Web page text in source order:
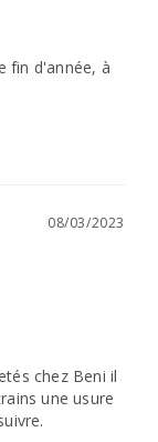
fin d'année, à
08/03/2023
chez Beni il
une usure